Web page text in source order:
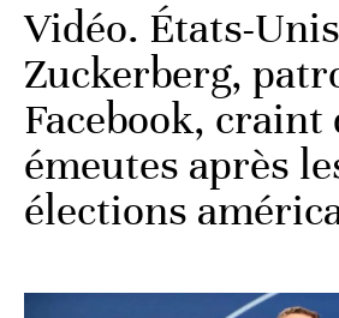
Vidéo. États-
Zuckerberg,
Facebook, craint
émeutes après
élections